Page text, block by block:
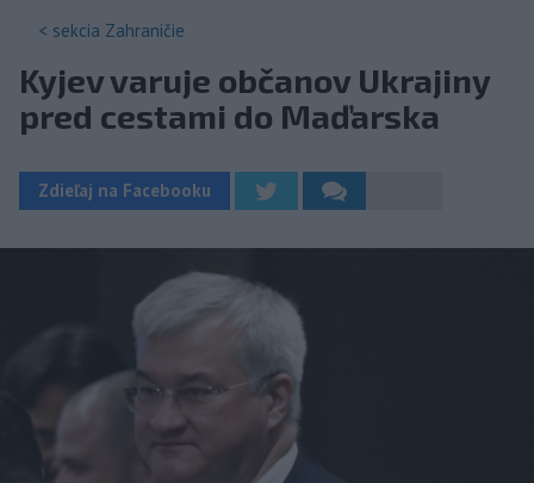
< sekcia Zahraničie
Kyjev varuje občanov Ukrajiny
pred cestami do Maďarska
Zdieľaj na Facebooku